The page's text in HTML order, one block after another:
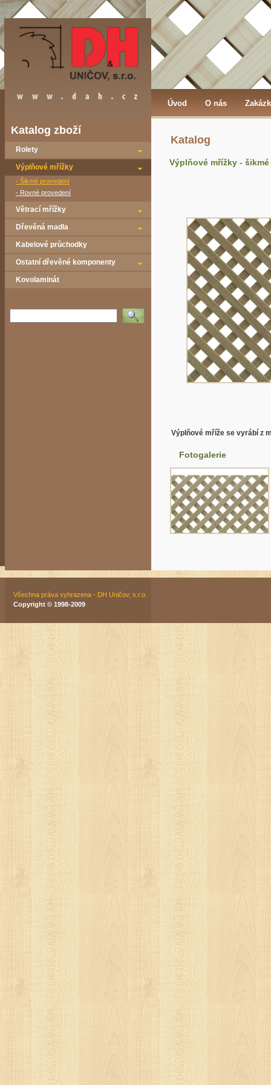
Úvod O nás
Katalog zboží
Rolety
Výplňové mřížky
- Šikmé provedení
- Rovné provedení
Větrací mřížky
Dřevěná madla
Kabelové průchodky
Ostatní dřevěné komponenty
Kovolaminát
Vyhledat
Katalog
Výplňové mřížky -
Výplňové mříže se vyrábí z
Fotogalerie
Všechna práva vyhrazena - DH Uničov, s.r.o.
Copyright © 1998-2009